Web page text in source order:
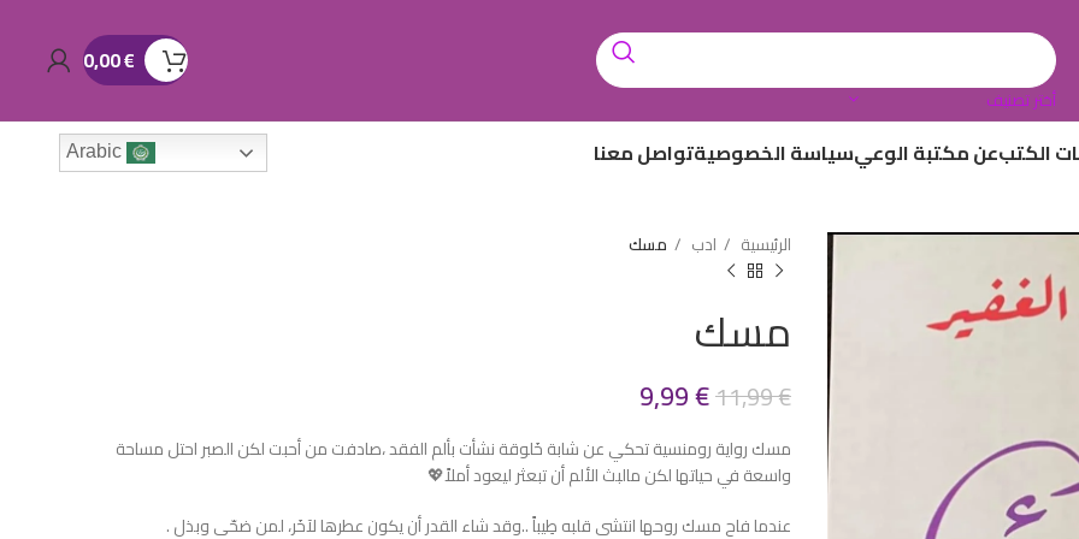
أختر تصنيف
0,00€
الكتبعن مكتبة الوعيسياسة الخصوصيةتواصل معنا Arabic
الرئيسية ادب مسك
مسك
11,99€
9,99€
مسك رواية رومنسية تحكي عن شابة خَلوقة نشأت بألم الفقد ،صادفت من أحبت لكن الصبر احتل مساحة
واسعة في حياتها لكن مالبث الألم أن تبعثر ليعود أملاً💖
عندما فاح مسك روحها انتشى قلبه طِيباً ..وقد شاء القدر أن يكون عطرها لآخَر، لمن ضحّى وبذل .